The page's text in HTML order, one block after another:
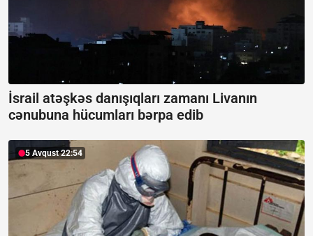
İsrail atəşkəs danışıqları zamanı Livanın
cənubuna hücumları bərpa edib
5 Avqust 22:54